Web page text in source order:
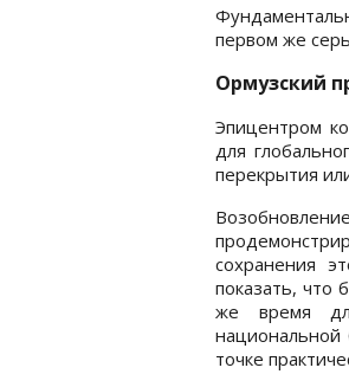
первом же
Ормузский
Эпицентром
для
перекрытия
сохранения
показать, что
же время
национальной
точке